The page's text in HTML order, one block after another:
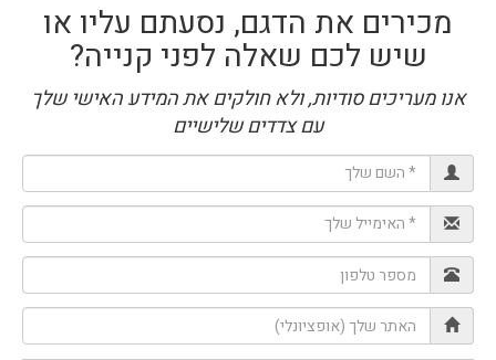
מכירים את הדגם, נסעתם עליו או
שיש לכם שאלה לפני קנייה?
אנו מעריכים סודיות, ולא חולקים את המידע האישי שלך
עם צדדים שלישיים